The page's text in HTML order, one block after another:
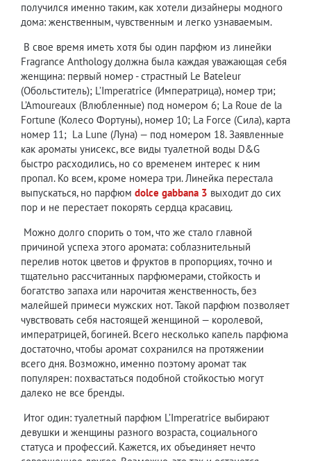
получился именно таким, как хотели дизайнеры модного
дома: женственным, чувственным и легко узнаваемым.
В свое время иметь хотя бы один парфюм из линейки
Fragrance Anthology должна была каждая уважающая себя
женщина: первый номер - страстный Le Bateleur
(Обольститель); L’Imperatrice (Императрица), номер три;
L’Amoureaux (Влюбленные) под номером 6; La Roue de la
Fortune (Колесо Фортуны), номер 10; La Force (Сила), карта
номер 11; La Lune (Луна) — под номером 18. Заявленные
как ароматы унисекс, все виды туалетной воды D&G
быстро расходились, но со временем интерес к ним
пропал. Ко всем, кроме номера три. Линейка перестала
выпускаться, но парфюм dolce gabbana 3 выходит до сих
пор и не перестает покорять сердца красавиц.
Можно долго спорить о том, что же стало главной
причиной успеха этого аромата: соблазнительный
перелив ноток цветов и фруктов в пропорциях, точно и
тщательно рассчитанных парфюмерами, стойкость и
богатство запаха или нарочитая женственность, без
малейшей примеси мужских нот. Такой парфюм позволяет
чувствовать себя настоящей женщиной — королевой,
императрицей, богиней. Всего несколько капель парфюма
достаточно, чтобы аромат сохранился на протяжении
всего дня. Возможно, именно поэтому аромат так
популярен: похвастаться подобной стойкостью могут
далеко не все бренды.
Итог один: туалетный парфюм L’Imperatrice выбирают
девушки и женщины разного возраста, социального
статуса и профессий. Кажется, их объединяет нечто